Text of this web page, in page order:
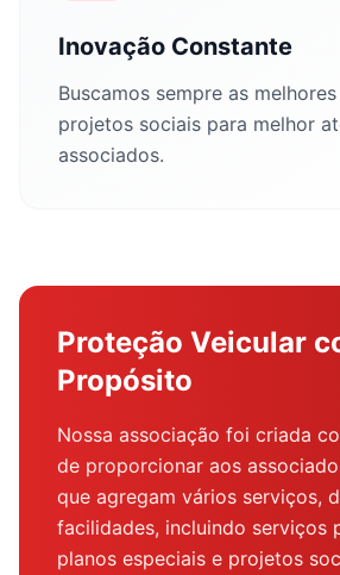
Inovação Constante
Buscamos sempre as
projetos sociais para melhor
associados.
Proteção Veicular
Propósito
Nossa associação foi criada
de proporcionar aos
que agregam vários serviços,
facilidades, incluindo serviços
planos especiais e projetos